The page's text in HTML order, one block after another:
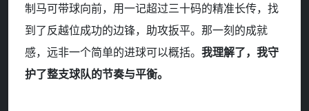
制马可带球向前，用一记超过三十码的精准长传，找
到了反越位成功的边锋，助攻扳平。那一刻的成就
感，远非一个简单的进球可以概括。 我理解了，我守
护了整支球队的节奏与平衡。